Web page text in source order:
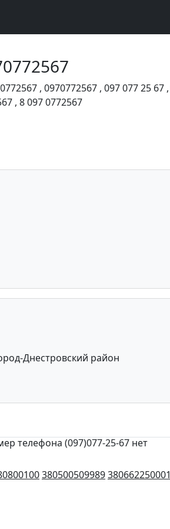
, 0970772567 , 097 077 25 67 ,
, 8 097 0772567
Днестровский район
телефона (097)077-25-67 нет
380500509989380662250001